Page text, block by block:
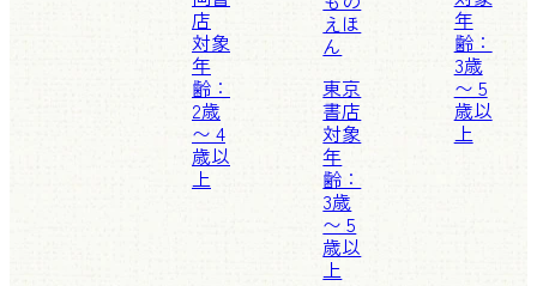
店
対象
年
齢：
2歳
〜 4
歳以
上
えほ
ん
東京
書店
対象
年
齢：
3歳
〜 5
歳以
上
年
齢：
3歳
〜 5
歳以
上